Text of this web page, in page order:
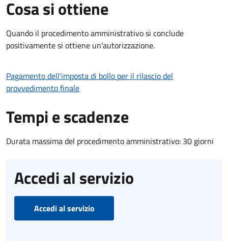
Cosa si ottiene
Quando il procedimento amministrativo si conclude
positivamente si ottiene un'autorizzazione.
Pagamento dell'imposta di bollo per il rilascio del
provvedimento finale
Tempi e scadenze
Durata massima del procedimento amministrativo: 30 giorni
Accedi al servizio
Accedi al servizio